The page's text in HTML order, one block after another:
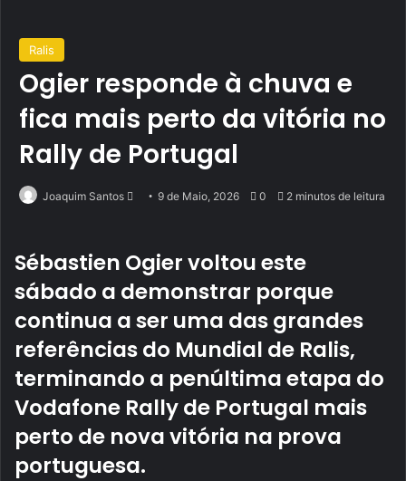
Ralis
Ogier responde à chuva e
fica mais perto da vitória no
Rally de Portugal
Joaquim Santos
Send9 de Maio, 2026 0 2 minutos de leitura
Sébastien Ogier voltou este
sábado a demonstrar porque
continua a ser uma das grandes
referências do Mundial de Ralis,
terminando a penúltima etapa do
Vodafone Rally de Portugal mais
perto de nova vitória na prova
portuguesa.